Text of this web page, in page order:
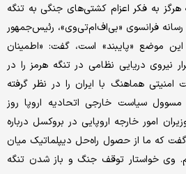
هرگز به فکر اعزام کشتی‌های جنگی به تنگه
فرانسوی «بی‌اف‌ام‌تی‌وی»، رئیس‌جمهور
این موضع «پایبند» است، گفت: «اطمینان
نیروی دریایی نظامی در تنگه هرمز را در
امنیتی هماهنگ با ایران را در نظر گرفته
سیاست خارجی اتحادیه اروپا روز
امور خارجه اروپایی در بروکسل درباره
که ما از حصول راه‌حل دیپلماتیک میان
وی خواستار توقف جنگ و باز شدن تنگه